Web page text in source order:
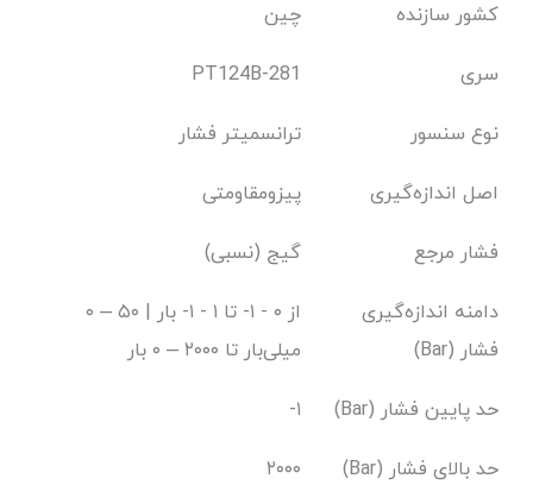
کشور سازنده چین
سری PT124B-281
نوع سنسور ترانسمیتر فشار
اصل اندازه‌گیری پیزومقاومتی
فشار مرجع گیج (نسبی)
دامنه اندازه‌گیری
فشار (Bar)
از ۰ - ۱- تا ۱ - ۱- بار | ۵۰ – ۰
میلی‌بار تا ۲۰۰۰ – ۰ بار
حد پایین فشار (Bar) -۱
حد بالای فشار (Bar) ۲۰۰۰